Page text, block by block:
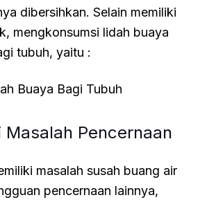
dibersihkan. Selain memiliki
mengkonsumsi lidah buaya
tubuh, yaitu :
Masalah Pencernaan
masalah susah buang air
pencernaan lainnya,